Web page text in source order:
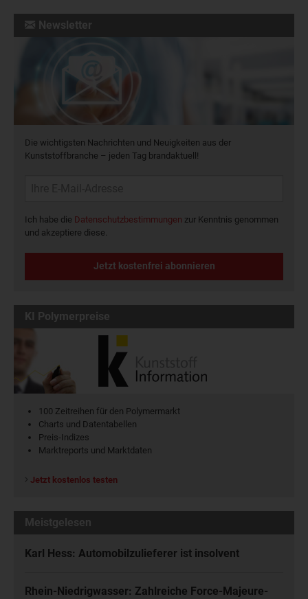
Newsletter
Die wichtigsten Nachrichten und Neuigkeiten aus der
Kunststoffbranche – jeden Tag brandaktuell!
Ich habe die Datenschutzbestimmungen zur Kenntnis genommen
und akzeptiere diese.
Jetzt kostenfrei abonnieren
KI Polymerpreise
100 Zeitreihen für den Polymermarkt
Charts und Datentabellen
Preis-Indizes
Marktreports und Marktdaten
Jetzt kostenlos testen
Meistgelesen
Karl Hess: Automobilzulieferer ist insolvent
Rhein-Niedrigwasser: Zahlreiche Force-Majeure-